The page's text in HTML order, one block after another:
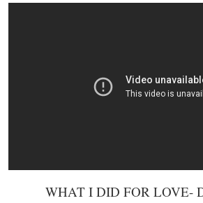
WHAT I DID FOR LOVE-